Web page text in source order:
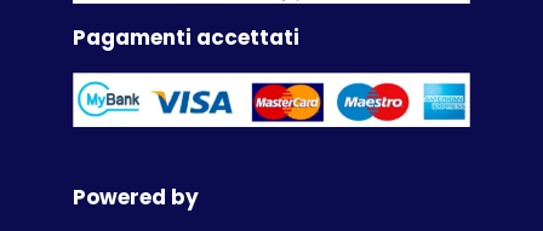
Pagamenti accettati
Powered by